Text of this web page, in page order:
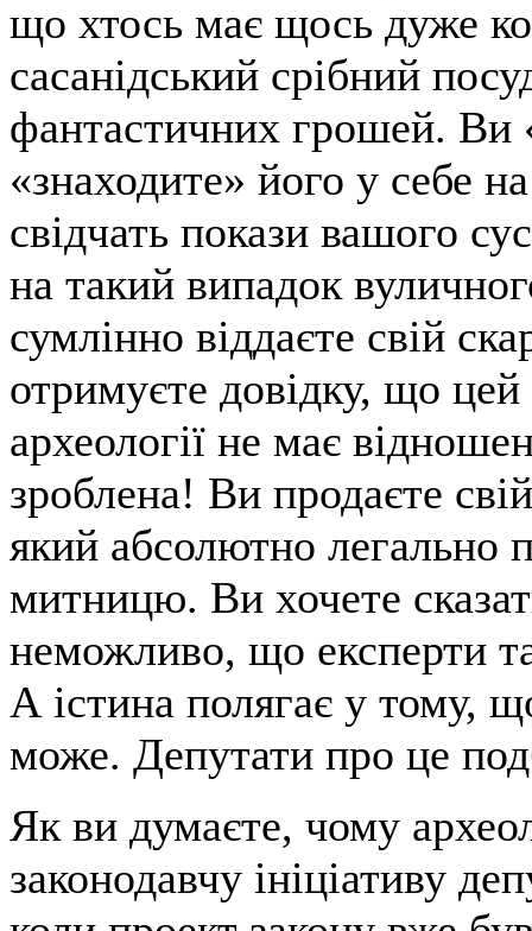
що хтось має щось дуже
сасанідський срібний
фантастичних грошей. Ви
«знаходите» його у себе
свідчать покази вашого
на такий випадок
сумлінно віддаєте свій
отримуєте довідку, що
археології не має
зроблена! Ви продаєте
який абсолютно легально
митницю. Ви хочете
неможливо, що експерти
А істина полягає у тому,
може. Депутати про це
Як ви думаєте, чому
законодавчу ініціативу